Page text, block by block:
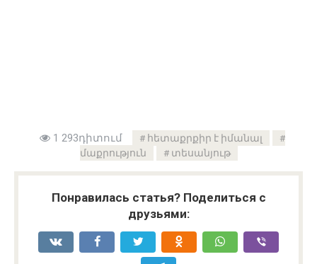
1 293դիտում
հետաքրքիր է իմանալ
մաքրություն
տեսանյութ
Понравилась статья? Поделиться с
друзьями: